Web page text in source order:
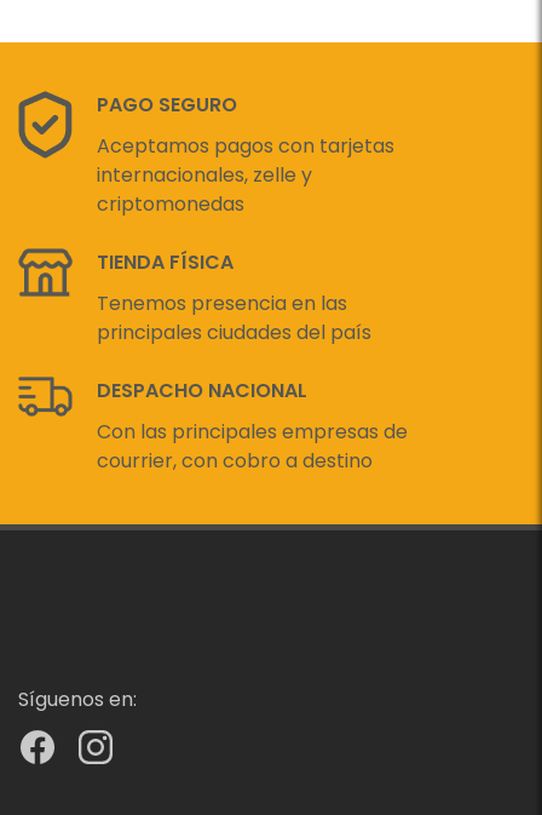
PAGO SEGURO
Aceptamos pagos con tarjetas
internacionales, zelle y
criptomonedas
TIENDA FÍSICA
Tenemos presencia en las
principales ciudades del país
DESPACHO NACIONAL
Con las principales empresas de
courrier, con cobro a destino
Síguenos en: